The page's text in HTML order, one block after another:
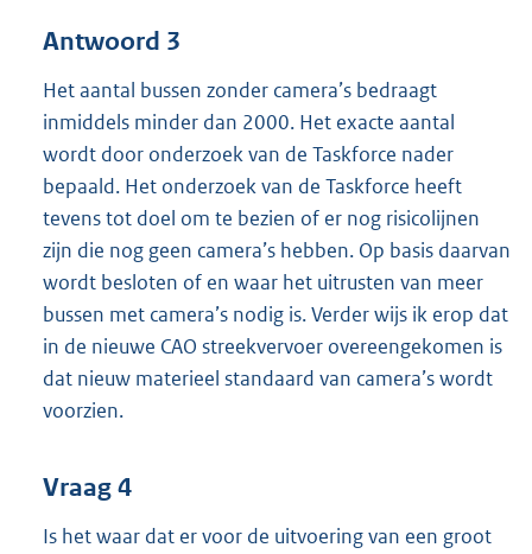
Antwoord 3
Het aantal bussen zonder camera’s bedraagt
inmiddels minder dan 2000. Het exacte aantal
wordt door onderzoek van de Taskforce nader
bepaald. Het onderzoek van de Taskforce heeft
tevens tot doel om te bezien of er nog risicolijnen
zijn die nog geen camera’s hebben. Op basis daarvan
wordt besloten of en waar het uitrusten van meer
bussen met camera’s nodig is. Verder wijs ik erop dat
in de nieuwe CAO streekvervoer overeengekomen is
dat nieuw materieel standaard van camera’s wordt
voorzien.
Vraag 4
Is het waar dat er voor de uitvoering van een groot